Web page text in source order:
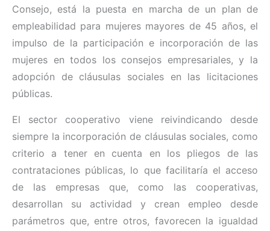
Consejo, está la puesta en marcha de un plan de
empleabilidad para mujeres mayores de 45 años, el
impulso de la participación e incorporación de las
mujeres en todos los consejos empresariales, y la
adopción de cláusulas sociales en las licitaciones
públicas.
El sector cooperativo viene reivindicando desde
siempre la incorporación de cláusulas sociales, como
criterio a tener en cuenta en los pliegos de las
contrataciones públicas, lo que facilitaría el acceso
de las empresas que, como las cooperativas,
desarrollan su actividad y crean empleo desde
parámetros que, entre otros, favorecen la igualdad